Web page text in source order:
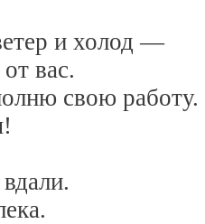
и холод —
вас.
свою работу.